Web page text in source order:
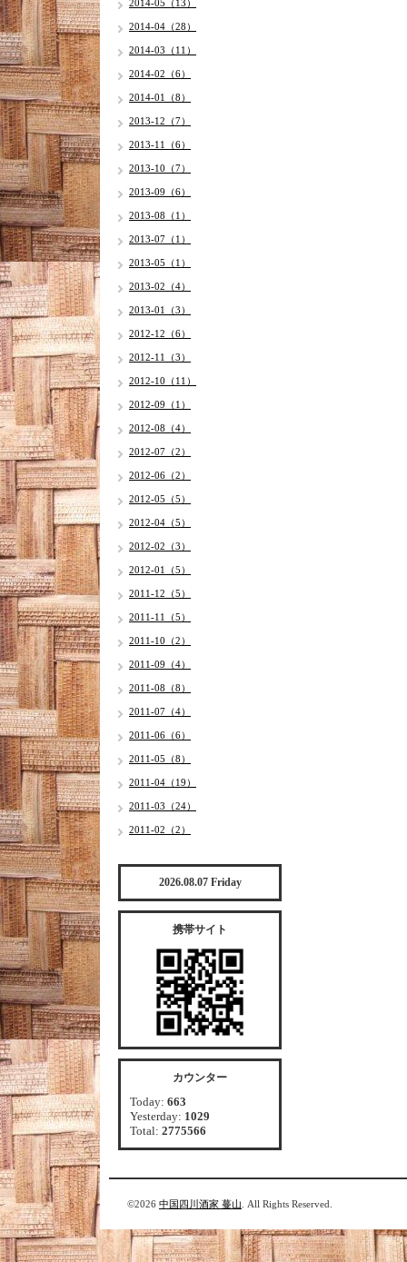
2014-05（13）
2014-04（28）
2014-03（11）
2014-02（6）
2014-01（8）
2013-12（7）
2013-11（6）
2013-10（7）
2013-09（6）
2013-08（1）
2013-07（1）
2013-05（1）
2013-02（4）
2013-01（3）
2012-12（6）
2012-11（3）
2012-10（11）
2012-09（1）
2012-08（4）
2012-07（2）
2012-06（2）
2012-05（5）
2012-04（5）
2012-02（3）
2012-01（5）
2011-12（5）
2011-11（5）
2011-10（2）
2011-09（4）
2011-08（8）
2011-07（4）
2011-06（6）
2011-05（8）
2011-04（19）
2011-03（24）
2011-02（2）
2026.08.07 Friday
携帯サイト
カウンター
Today: 663
Yesterday: 1029
Total: 2775566
©2026 中国四川酒家 蔓山 . All Rights Reserved.